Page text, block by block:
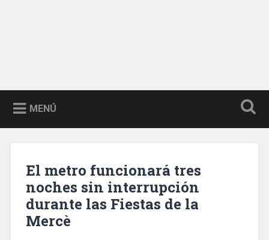
MENÚ
El metro funcionará tres
noches sin interrupción
durante las Fiestas de la
Mercè